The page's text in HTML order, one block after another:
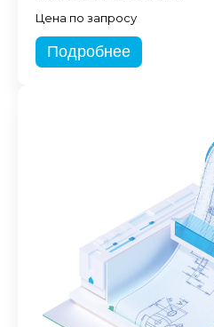
Цена по запросу
Подробнее